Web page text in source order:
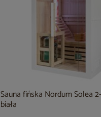
Sauna fińska Nordum Solea
biała